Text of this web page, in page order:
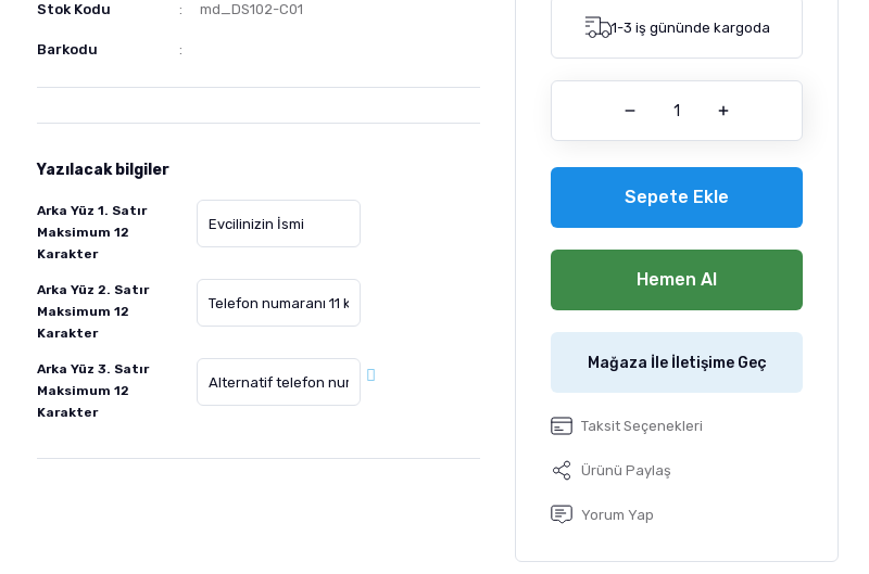
Stok Kodu md_DS102-C01
Barkodu
Yazılacak bilgiler
Arka Yüz 1. Satır
Maksimum 12
Karakter
Arka Yüz 2. Satır
Maksimum 12
Karakter
Arka Yüz 3. Satır
Maksimum 12
Karakter
1-3 iş gününde kargoda
Sepete Ekle
Hemen Al
Mağaza İle İletişime Geç
Taksit Seçenekleri
Ürünü Paylaş
Yorum Yap